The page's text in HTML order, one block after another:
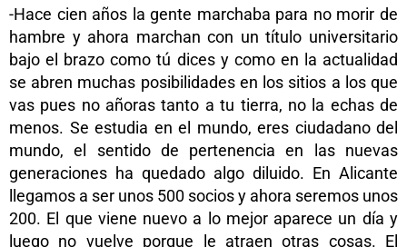
-Hace cien años la gente marchaba para no morir de
hambre y ahora marchan con un título universitario
bajo el brazo como tú dices y como en la actualidad
se abren muchas posibilidades en los sitios a los que
vas pues no añoras tanto a tu tierra, no la echas de
menos. Se estudia en el mundo, eres ciudadano del
mundo, el sentido de pertenencia en las nuevas
generaciones ha quedado algo diluido. En Alicante
llegamos a ser unos 500 socios y ahora seremos unos
200. El que viene nuevo a lo mejor aparece un día y
luego no vuelve porque le atraen otras cosas. El